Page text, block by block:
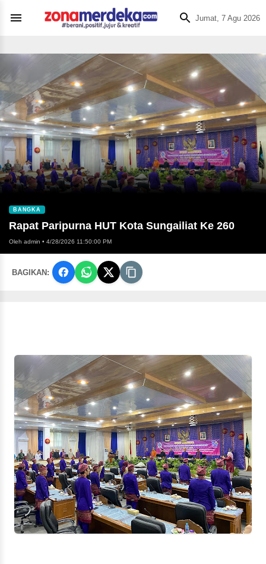
Jumat, 7 Agu 2026
BANGKA
Rapat Paripurna HUT Kota Sungailiat Ke 260
Oleh admin • 4/28/2026 11:50:00 PM
BAGIKAN: